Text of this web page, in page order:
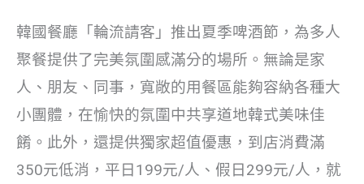
韓國餐廳「輪流請客」推出夏季啤酒節，為多人
聚餐提供了完美氛圍感滿分的場所。無論是家
人、朋友、同事，寬敞的用餐區能夠容納各種大
小團體，在愉快的氛圍中共享道地韓式美味佳
餚。此外，還提供獨家超值優惠，到店消費滿
350元低消，平日199元/人、假日299元/人，就